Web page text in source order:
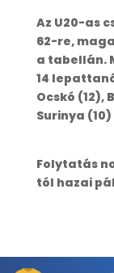
Az U20-as
62-re,
a tabellán.
14
Ocskó (12),
Surinya
Folytatás
tól hazai